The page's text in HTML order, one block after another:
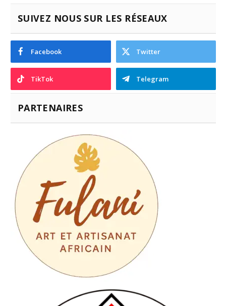
SUIVEZ NOUS SUR LES RÉSEAUX
Facebook Twitter
TikTok Telegram
PARTENAIRES